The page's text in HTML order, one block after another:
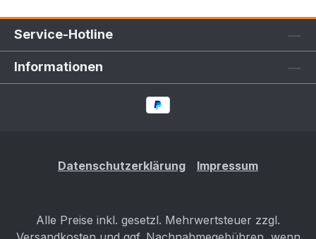
Service-Hotline
Informationen
Datenschutzerklärung Impressum
Alle Preise inkl. gesetzl. Mehrwertsteuer zzgl.